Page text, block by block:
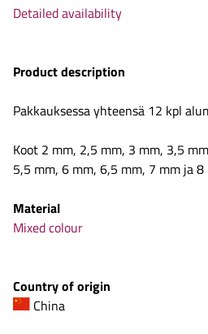
Detailed availability
Product description
Pakkauksessa yhteensä 12 kpl
Koot 2 mm, 2,5 mm, 3 mm, 3,5
5,5 mm, 6 mm, 6,5 mm, 7 mm ja 8
Material
Mixed colour
Country of origin
China